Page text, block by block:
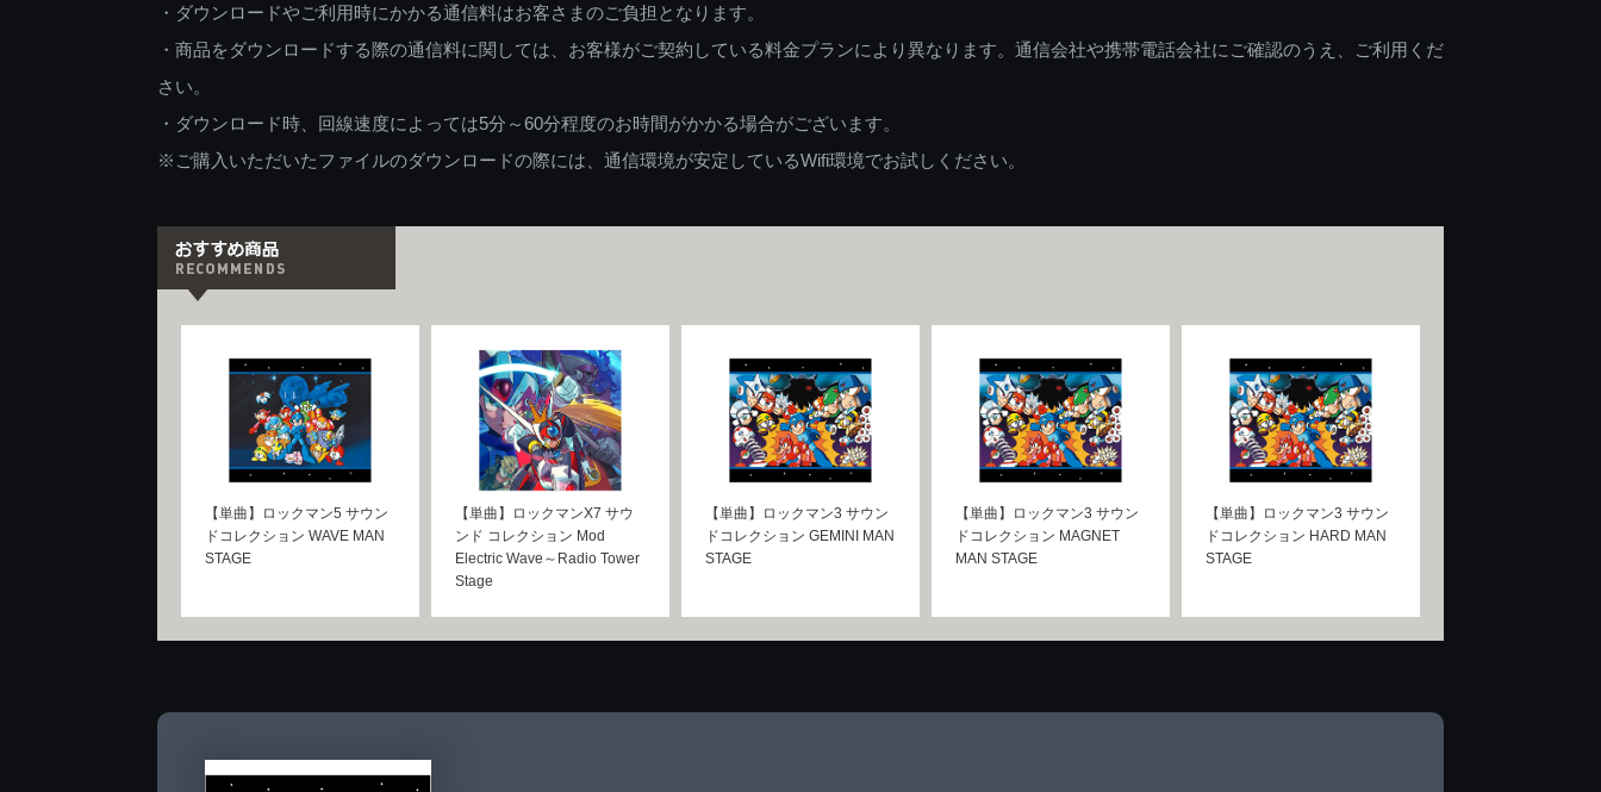
・ダウンロードやご利用時にかかる通信料はお客さまのご負担となります。
・商品をダウンロードする際の通信料に関しては、お客様がご契約している料金プランにより異なります。通信会社や携帯電話会社にご確認のうえ、ご利用くだ
さい。
・ダウンロード時、回線速度によっては5分～60分程度のお時間がかかる場合がございます。
※ご購入いただいたファイルのダウンロードの際には、通信環境が安定しているWifi環境でお試しください。
【単曲】ロックマン5 サウン
ドコレクション WAVE MAN
STAGE
【単曲】ロックマンX7 サウ
ンド コレクション Mod
Electric Wave～Radio Tower
Stage
【単曲】ロックマン3 サウン
ドコレクション GEMINI MAN
STAGE
【単曲】ロックマン3 サウン
ドコレクション MAGNET
MAN STAGE
【単曲】ロックマン3 サウン
ドコレクション HARD MAN
STAGE